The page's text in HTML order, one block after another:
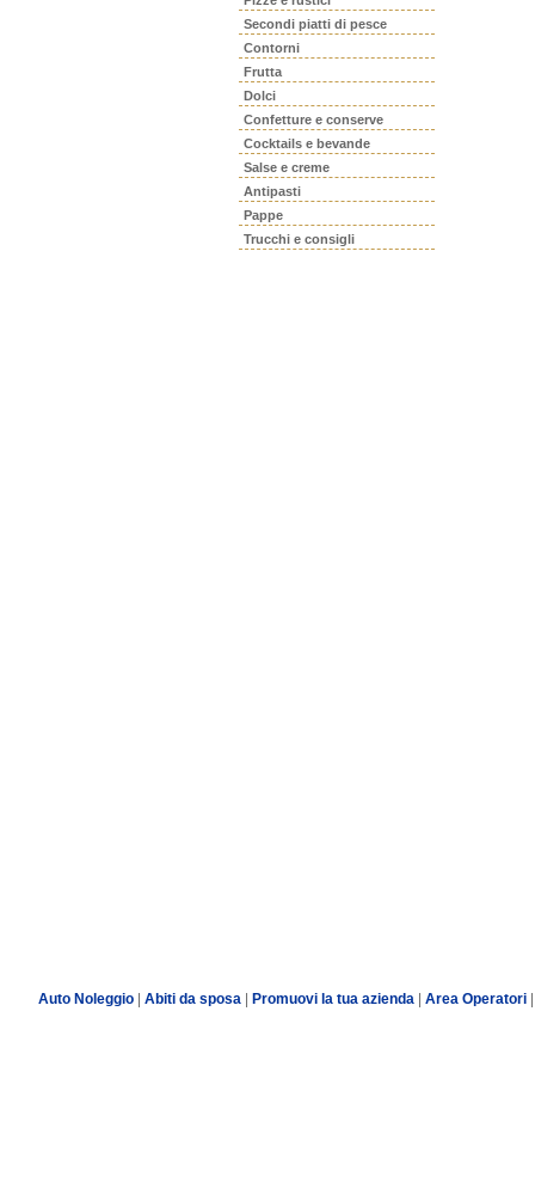
Secondi piatti di pesce
Contorni
Frutta
Dolci
Confetture e conserve
Cocktails e bevande
Salse e creme
Antipasti
Pappe
Trucchi e consigli
Auto Noleggio| Abiti da sposa| Promuovi la tua azienda Area Operatori